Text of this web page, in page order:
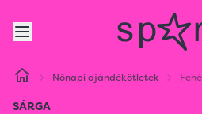
Nőnapi ajándékötletek
SÁRGA